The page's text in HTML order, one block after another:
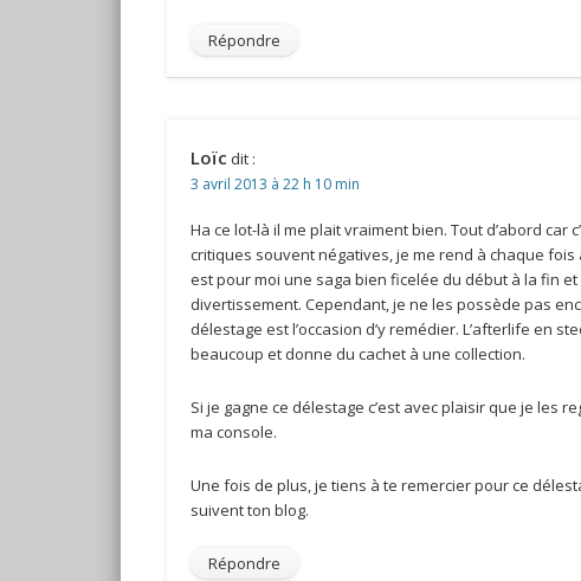
Répondre
Loïc dit :
3 avril 2013 à 22 h 10 min
Ha ce lot-là il me plait vraiment bien. Tout d’abord car
critiques souvent négatives, je me rend à chaque fois
est pour moi une saga bien ficelée du début à la fin
divertissement. Cependant, je ne les possède pas
délestage est l’occasion d’y remédier. L’afterlife en
beaucoup et donne du cachet à une collection.
Si je gagne ce délestage c’est avec plaisir que je
ma console.
Une fois de plus, je tiens à te remercier pour ce
suivent ton blog.
Répondre